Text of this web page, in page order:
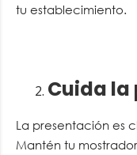
tu establecimiento.
Cuida la
La presentación es
Mantén tu